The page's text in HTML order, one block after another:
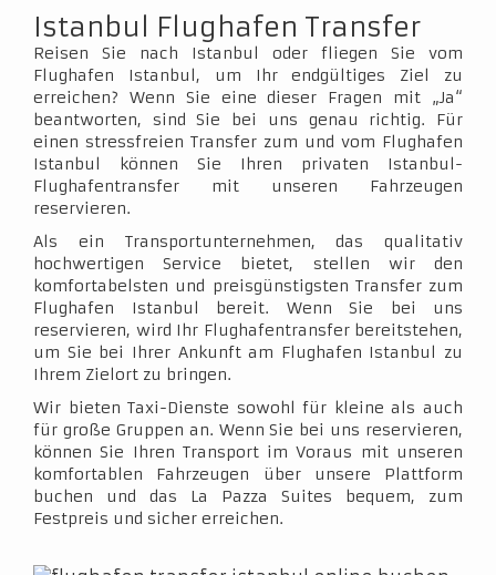
Istanbul Flughafen Transfer
Reisen Sie nach Istanbul oder fliegen Sie vom
Flughafen Istanbul, um Ihr endgültiges Ziel zu
erreichen? Wenn Sie eine dieser Fragen mit „Ja“
beantworten, sind Sie bei uns genau richtig. Für
einen stressfreien Transfer zum und vom Flughafen
Istanbul können Sie Ihren privaten Istanbul-
Flughafentransfer mit unseren Fahrzeugen
reservieren.
Als ein Transportunternehmen, das qualitativ
hochwertigen Service bietet, stellen wir den
komfortabelsten und preisgünstigsten Transfer zum
Flughafen Istanbul bereit. Wenn Sie bei uns
reservieren, wird Ihr Flughafentransfer bereitstehen,
um Sie bei Ihrer Ankunft am Flughafen Istanbul zu
Ihrem Zielort zu bringen.
Wir bieten Taxi-Dienste sowohl für kleine als auch
für große Gruppen an. Wenn Sie bei uns reservieren,
können Sie Ihren Transport im Voraus mit unseren
komfortablen Fahrzeugen über unsere Plattform
buchen und das La Pazza Suites bequem, zum
Festpreis und sicher erreichen.